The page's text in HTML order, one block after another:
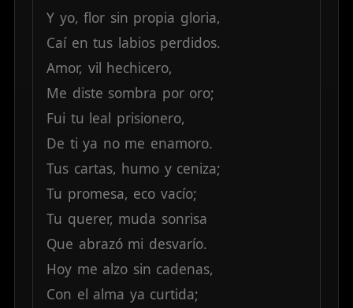
Y yo, flor sin propia gloria,
Caí en tus labios perdidos.
Amor, vil hechicero,
Me diste sombra por oro;
Fui tu leal prisionero,
De ti ya no me enamoro.
Tus cartas, humo y ceniza;
Tu promesa, eco vacío;
Tu querer, muda sonrisa
Que abrazó mi desvarío.
Hoy me alzo sin cadenas,
Con el alma ya curtida;